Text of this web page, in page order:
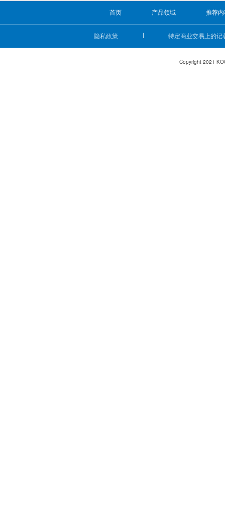
首页 产品领域 推荐
隐私政策 特定商业交易上的记
Copyright 2021